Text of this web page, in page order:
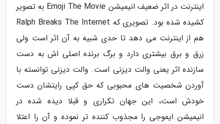
اینترنت در اثر ضعیف انیمیشن Emoji The Movie به تصویر
کشیده شده بود. تصویری که Ralph Breaks The Internet
هم از اینترنت می دهد تا حدی شبیه به آن اثر است ولی
زرق و برق بیشتری دارد و برگ برنده اصلی اش به دست
سازنده اثر یعنی والت دیزنی است. والت دیزنی توانسته با
آوردن شخصیت های محبوبی که حق کپی رایتشان دست
خودش است، این جهان تکراری و قبلا دیده شده در
انیمیشن ایموجی را مجذوب کننده تر نموده و آن را اعتلا